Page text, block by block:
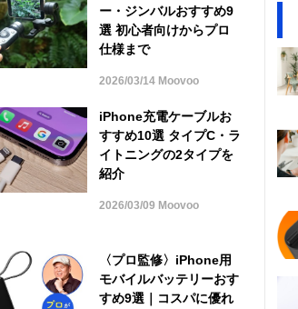
ー・ジンバルおすすめ9
選 初心者向けからプロ
仕様まで
2026/03/14 Moovoo
iPhone充電ケーブルお
すすめ10選 タイプC・ラ
イトニングの2タイプを
紹介
2026/03/09 Moovoo
〈プロ監修〉iPhone用
モバイルバッテリーおす
すめ9選｜コスパに優れ